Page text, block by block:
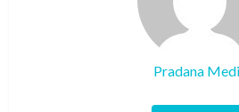
Pradana